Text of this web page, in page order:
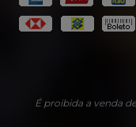
É proibida a venda